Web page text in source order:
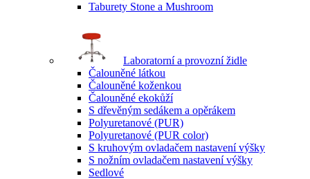
Taburety Stone a Mushroom
Laboratorní a provozní židle
Čalouněné látkou
Čalouněné koženkou
Čalouněné ekokůží
S dřevěným sedákem a opěrákem
Polyuretanové (PUR)
Polyuretanové (PUR color)
S kruhovým ovladačem nastavení výšky
S nožním ovladačem nastavení výšky
Sedlové